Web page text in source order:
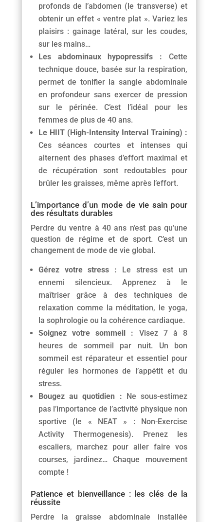
profonds de l’abdomen (le transverse) et
obtenir un effet « ventre plat ». Variez les
plaisirs : gainage latéral, sur les coudes,
sur les mains…
Les abdominaux hypopressifs : Cette
technique douce, basée sur la respiration,
permet de tonifier la sangle abdominale
en profondeur sans exercer de pression
sur le périnée. C’est l’idéal pour les
femmes de plus de 40 ans.
Le HIIT (High-Intensity Interval Training) :
Ces séances courtes et intenses qui
alternent des phases d’effort maximal et
de récupération sont redoutables pour
brûler les graisses, même après l’effort.
L’importance d’un mode de vie sain pour
des résultats durables
Perdre du ventre à 40 ans n’est pas qu’une
question de régime et de sport. C’est un
changement de mode de vie global.
Gérez votre stress : Le stress est un
ennemi silencieux. Apprenez à le
maîtriser grâce à des techniques de
relaxation comme la méditation, le yoga,
la sophrologie ou la cohérence cardiaque.
Soignez votre sommeil : Visez 7 à 8
heures de sommeil par nuit. Un bon
sommeil est réparateur et essentiel pour
réguler les hormones de l’appétit et du
stress.
Bougez au quotidien : Ne sous-estimez
pas l’importance de l’activité physique non
sportive (le « NEAT » : Non-Exercise
Activity Thermogenesis). Prenez les
escaliers, marchez pour aller faire vos
courses, jardinez… Chaque mouvement
compte !
Patience et bienveillance : les clés de la
réussite
Perdre la graisse abdominale installée